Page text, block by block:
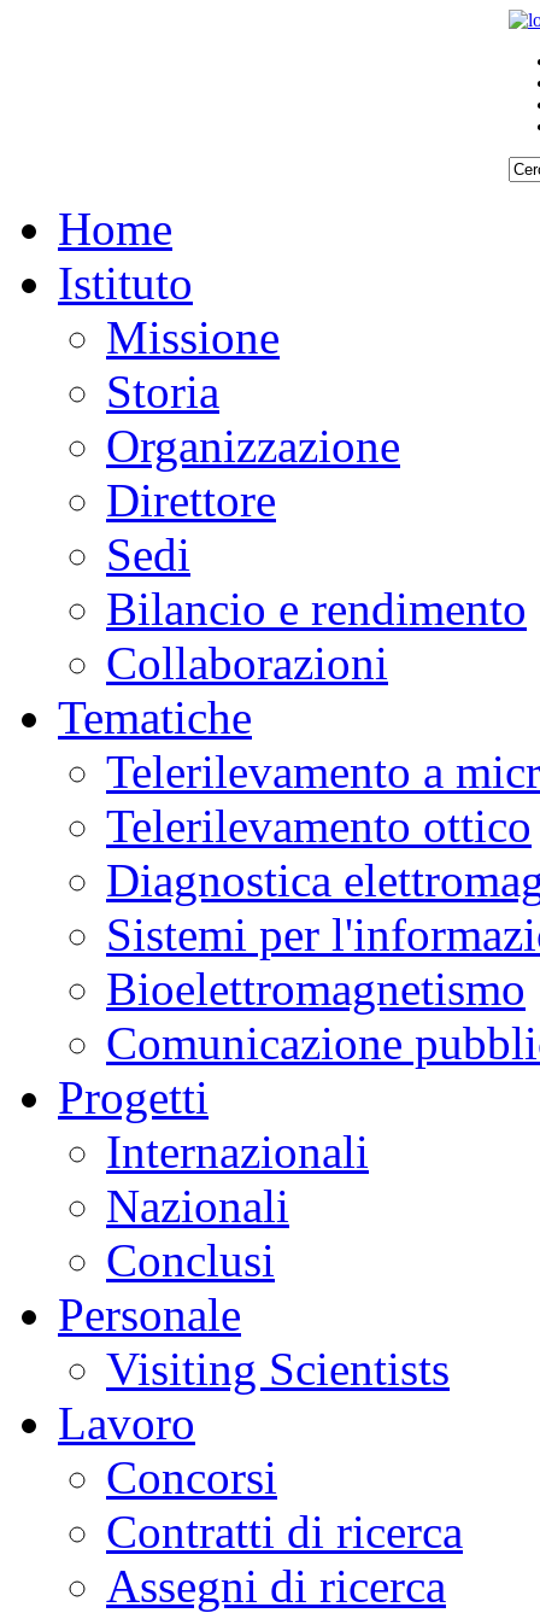
Home
Istituto
Missione
Storia
Organizzazione
Direttore
Sedi
Bilancio e rendimento
Collaborazioni
Tematiche
Telerilevamento a
Telerilevamento ottico
Diagnostica
Sistemi per
Bioelettromagnetismo
Comunicazione
Progetti
Internazionali
Nazionali
Conclusi
Personale
Visiting Scientists
Lavoro
Concorsi
Contratti di ricerca
Assegni di ricerca